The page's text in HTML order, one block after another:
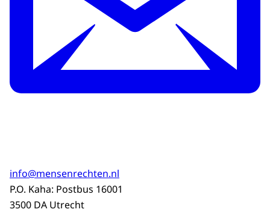
info@mensenrechten.nl
P.O. Kaha: Postbus 16001
3500 DA Utrecht